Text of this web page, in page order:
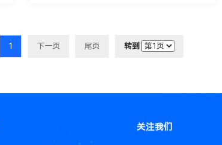
1 下一页 尾页 转到
关注我们